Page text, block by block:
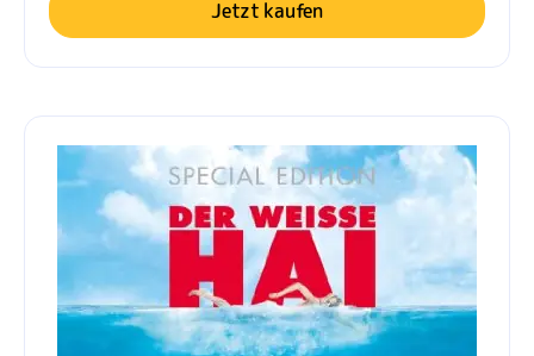
Jetzt kaufen